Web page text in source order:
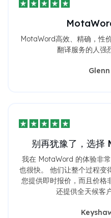
MotaWord高效、精确，性
翻译服务的人强
别再犹豫了，选择
我在 MotaWord 的体验非
也很快。 他们让整个过程变
您提供即时报价，而且价格
还提供全天候客